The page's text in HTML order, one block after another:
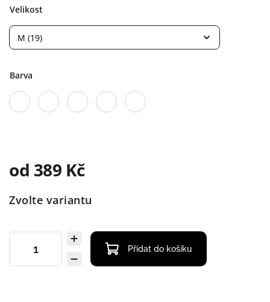
Velikost
Barva
od 389 Kč
Zvolte variantu
Přidat do košíku